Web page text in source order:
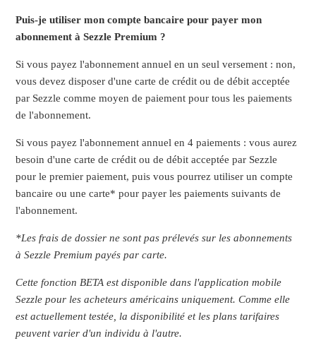
Puis-je utiliser mon compte bancaire pour payer mon
abonnement à Sezzle Premium ?
Si vous payez l'abonnement annuel en un seul versement : non,
vous devez disposer d'une carte de crédit ou de débit acceptée
par Sezzle comme moyen de paiement pour tous les paiements
de l'abonnement.
Si vous payez l'abonnement annuel en 4 paiements : vous aurez
besoin d'une carte de crédit ou de débit acceptée par Sezzle
pour le premier paiement, puis vous pourrez utiliser un compte
bancaire ou une carte* pour payer les paiements suivants de
l'abonnement.
*Les frais de dossier ne sont pas prélevés sur les abonnements
à Sezzle Premium payés par carte.
Cette fonction BETA est disponible dans l'application mobile
Sezzle pour les acheteurs américains uniquement. Comme elle
est actuellement testée, la disponibilité et les plans tarifaires
peuvent varier d'un individu à l'autre.